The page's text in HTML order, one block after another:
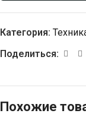
Категория:
Поделиться:
Похожие